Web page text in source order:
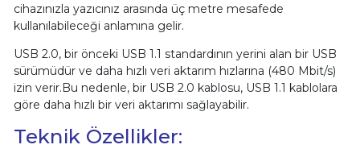
cihazınızla yazıcınız arasında üç metre mesafede
kullanılabileceği anlamına gelir.
USB 2.0, bir önceki USB 1.1 standardının yerini alan bir USB
sürümüdür ve daha hızlı veri aktarım hızlarına (480 Mbit/s)
izin verir.Bu nedenle, bir USB 2.0 kablosu, USB 1.1 kablolara
göre daha hızlı bir veri aktarımı sağlayabilir.
Teknik Özellikler: